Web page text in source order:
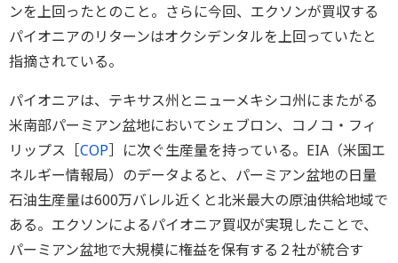
ンを上回ったとのこと。さらに今回、エクソンが買収する
パイオニアのリターンはオクシデンタルを上回っていたと
指摘されている。
パイオニアは、テキサス州とニューメキシコ州にまたがる
米南部パーミアン盆地においてシェブロン、コノコ・フィ
リップス［COP］に次ぐ生産量を持っている。EIA（米国エ
ネルギー情報局）のデータよると、パーミアン盆地の日量
石油生産量は600万バレル近くと北米最大の原油供給地域で
ある。エクソンによるパイオニア買収が実現したことで、
パーミアン盆地で大規模に権益を保有する２社が統合す